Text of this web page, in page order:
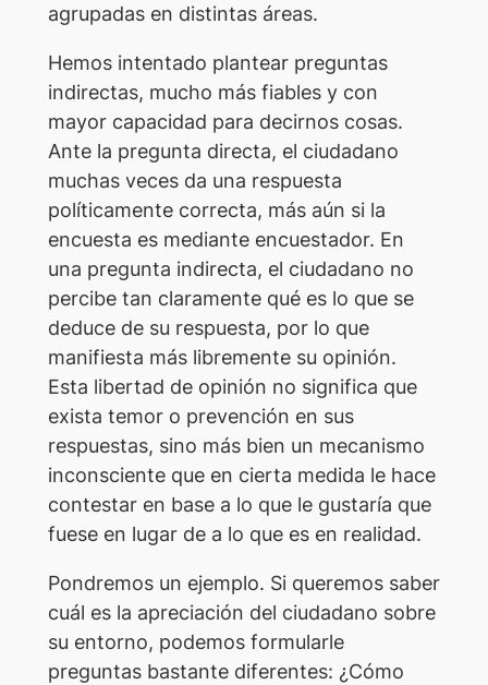
agrupadas en distintas áreas.
Hemos intentado plantear preguntas
indirectas, mucho más fiables y con
mayor capacidad para decirnos cosas.
Ante la pregunta directa, el ciudadano
muchas veces da una respuesta
políticamente correcta, más aún si la
encuesta es mediante encuestador. En
una pregunta indirecta, el ciudadano no
percibe tan claramente qué es lo que se
deduce de su respuesta, por lo que
manifiesta más libremente su opinión.
Esta libertad de opinión no significa que
exista temor o prevención en sus
respuestas, sino más bien un mecanismo
inconsciente que en cierta medida le hace
contestar en base a lo que le gustaría que
fuese en lugar de a lo que es en realidad.
Pondremos un ejemplo. Si queremos saber
cuál es la apreciación del ciudadano sobre
su entorno, podemos formularle
preguntas bastante diferentes: ¿Cómo